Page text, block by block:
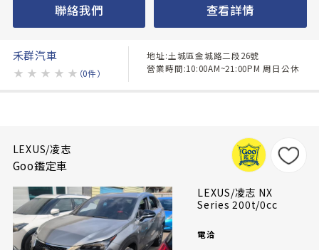
聯絡我們 查看詳情
禾群汽車
★ ★ ★ ★ ★ （0件）
地址:土城區金城路二段26號
營業時間:10:00AM~21:00PM 周日公休
LEXUS/凌志
Goo鑑定車
LEXUS/凌志 NX
Series 200t/0cc
電洽